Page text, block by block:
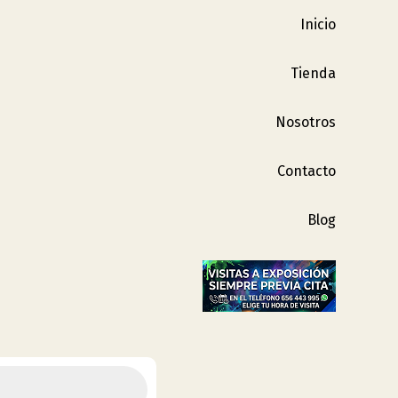
Inicio
Tienda
Nosotros
Contacto
Blog